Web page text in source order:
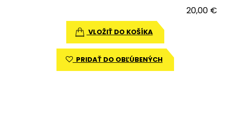
20,00 €
VLOŽIŤ DO KOŠÍKA
PRIDAŤ DO OBĽÚBENÝCH